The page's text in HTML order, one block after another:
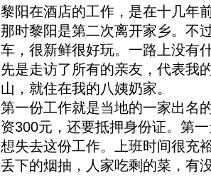
黎阳在酒店的工作，是在十几年
那时黎阳是第二次离开家乡。不
车，很新鲜很好玩。一路上没有
先是走访了所有的亲友，代表我
山，就住在我的八姨奶家。
第一份工作就是当地的一家出名
资300元，还要抵押身份证。第
想失去这份工作。上班时间很充
丢下的烟抽，人家吃剩的菜，有